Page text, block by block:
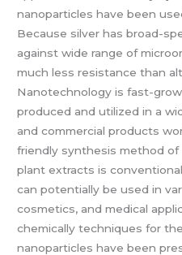
nanoparticles have been
Because silver has broad-
against wide range of
much less resistance than
Nanotechnology is fast-
produced and utilized in a
and commercial products
friendly synthesis method
plant extracts is
can potentially be used in
cosmetics, and medical
chemically techniques for
nanoparticles have been